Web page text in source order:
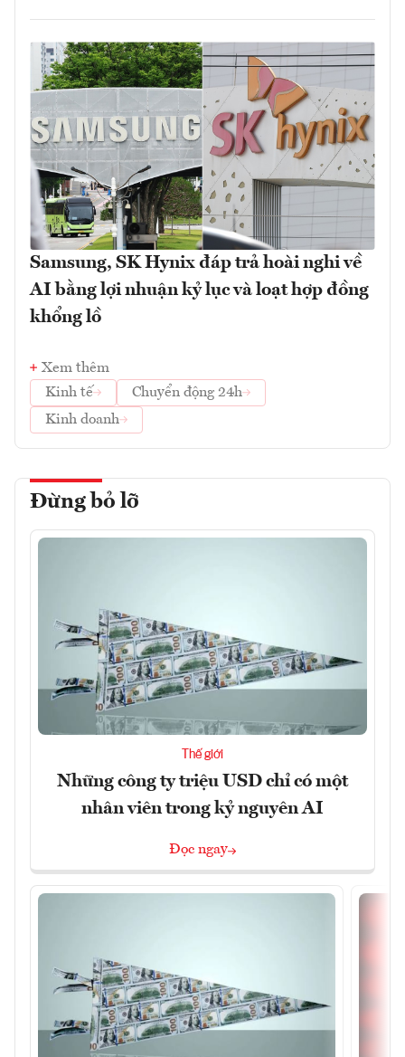
Samsung, SK Hynix đáp trả hoài nghi về
AI bằng lợi nhuận kỷ lục và loạt hợp đồng
khổng lồ
Xem thêm
Kinh tế
Chuyển động 24h
Kinh doanh
Đừng bỏ lỡ
Thế giới
Những công ty triệu USD chỉ có một
nhân viên trong kỷ nguyên AI
Đọc ngay